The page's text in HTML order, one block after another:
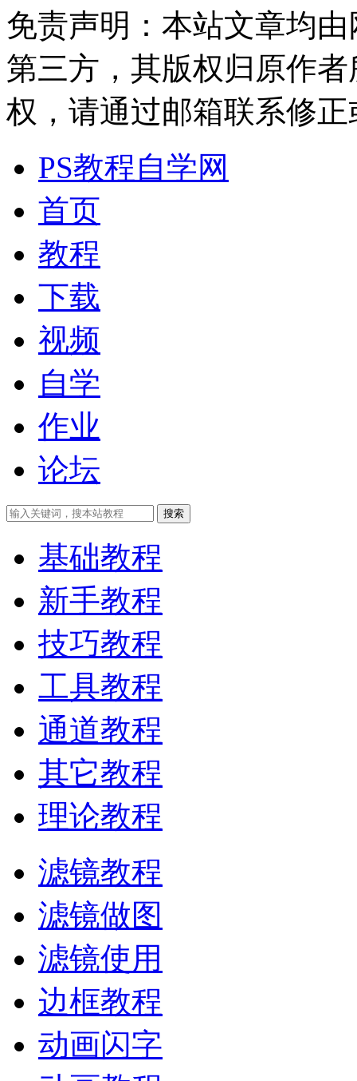
免责声明：本站文章均
第三方，其版权归原作
权，请通过邮箱联系修正
PS教程自学网
首页
教程
下载
视频
自学
作业
论坛
搜索
基础教程
新手教程
技巧教程
工具教程
通道教程
其它教程
理论教程
滤镜教程
滤镜做图
滤镜使用
边框教程
动画闪字